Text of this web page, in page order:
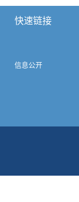
快速链接
信息公开